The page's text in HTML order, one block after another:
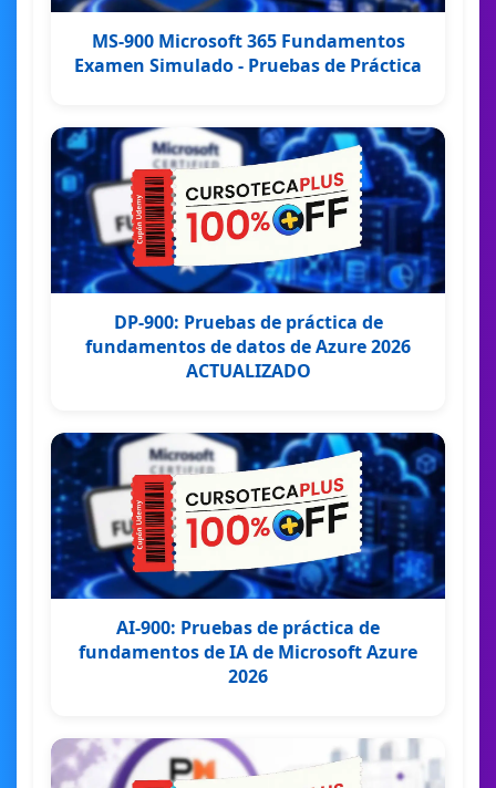
MS-900 Microsoft 365 Fundamentos
Examen Simulado - Pruebas de Práctica
DP-900: Pruebas de práctica de
fundamentos de datos de Azure 2026
ACTUALIZADO
AI-900: Pruebas de práctica de
fundamentos de IA de Microsoft Azure
2026